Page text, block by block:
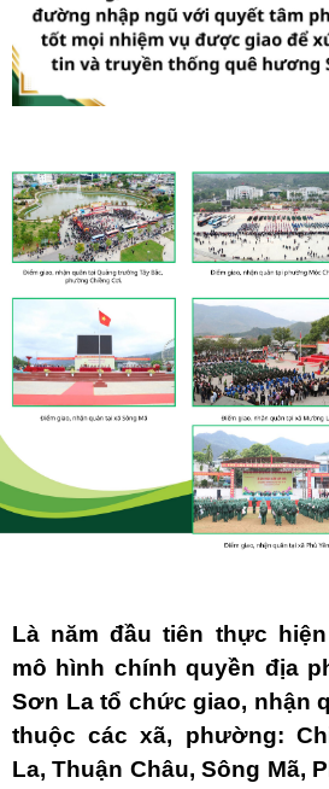
Là năm đầu tiên thực
mô hình chính quyền địa
Sơn La tổ chức giao, nhận
thuộc các xã, phường:
La, Thuận Châu, Sông Mã,